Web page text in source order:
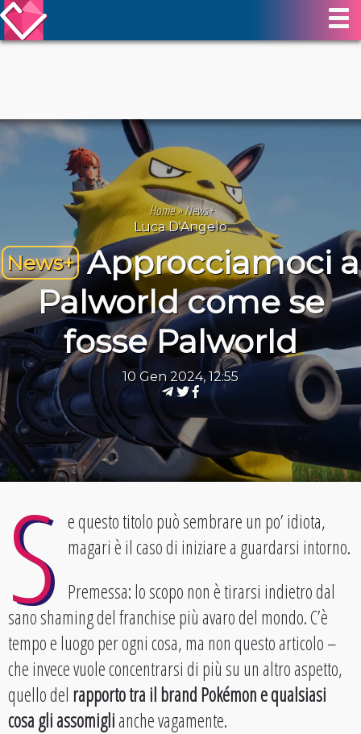
Home»News+
Luca D'Angelo
News+ Approcciamoci a
Palworld come se
fosse Palworld
10 Gen 2024, 12:55
S e questo titolo può sembrare un po’ idiota,
magari è il caso di iniziare a guardarsi intorno.
Premessa: lo scopo non è tirarsi indietro dal
sano shaming del franchise più avaro del mondo. C’è
tempo e luogo per ogni cosa, ma non questo articolo –
che invece vuole concentrarsi di più su un altro aspetto,
quello del rapporto tra il brand Pokémon e qualsiasi
cosa gli assomiglianche vagamente.